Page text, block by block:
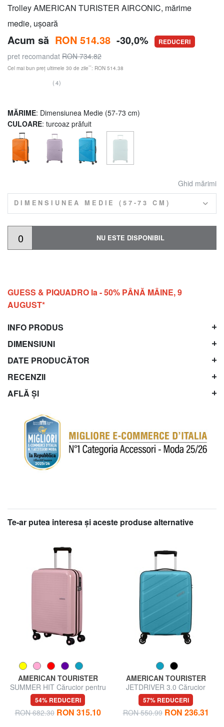
Trolley AMERICAN TURISTER AIRCONIC, mărime
medie, ușoară
Acum să RON 514.38 -30,0% REDUCERI
pret recomandat RON 734.82
Cel mai bun preț ultimele 30 de zile**: RON 514.38
(4)
MĂRIME: Dimensiunea Medie (57-73 cm)
CULOARE: turcoaz prăfuit
Ghid mărimi
DIMENSIUNEA MEDIE (57-73 CM)
NU ESTE DISPONIBIL
GUESS & PIQUADRO la - 50% PÂNĂ MÂINE, 9
AUGUST*
INFO PRODUS
DIMENSIUNI
DATE PRODUCĂTOR
RECENZII
AFLĂ ȘI
Te-ar putea interesa şi aceste produse alternative
AMERICAN TOURISTER
SUMMER HIT Cărucior pentru
bagaje de mână
54% REDUCERI
RON 682.30 RON 315.10
AMERICAN TOURISTER
JETDRIVER 3.0 Cărucior
pentru bagaje de mână
57% REDUCERI
RON 550.99 RON 236.31